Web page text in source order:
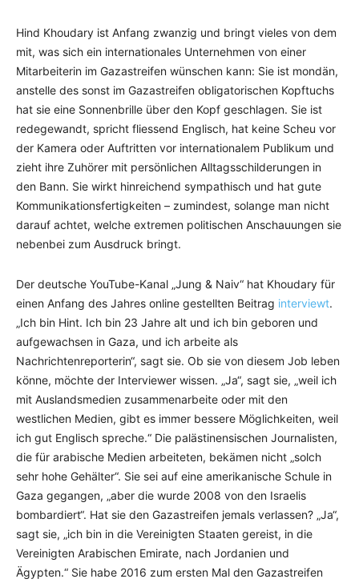
Hind Khoudary ist Anfang zwanzig und bringt vieles von dem
mit, was sich ein internationales Unternehmen von einer
Mitarbeiterin im Gazastreifen wünschen kann: Sie ist mondän,
anstelle des sonst im Gazastreifen obligatorischen Kopftuchs
hat sie eine Sonnenbrille über den Kopf geschlagen. Sie ist
redegewandt, spricht fliessend Englisch, hat keine Scheu vor
der Kamera oder Auftritten vor internationalem Publikum und
zieht ihre Zuhörer mit persönlichen Alltagsschilderungen in
den Bann. Sie wirkt hinreichend sympathisch und hat gute
Kommunikationsfertigkeiten – zumindest, solange man nicht
darauf achtet, welche extremen politischen Anschauungen sie
nebenbei zum Ausdruck bringt.
Der deutsche YouTube-Kanal „Jung & Naiv“ hat Khoudary für
einen Anfang des Jahres online gestellten Beitrag interviewt.
„Ich bin Hint. Ich bin 23 Jahre alt und ich bin geboren und
aufgewachsen in Gaza, und ich arbeite als
Nachrichtenreporterin“, sagt sie. Ob sie von diesem Job leben
könne, möchte der Interviewer wissen. „Ja“, sagt sie, „weil ich
mit Auslandsmedien zusammenarbeite oder mit den
westlichen Medien, gibt es immer bessere Möglichkeiten, weil
ich gut Englisch spreche.“ Die palästinensischen Journalisten,
die für arabische Medien arbeiteten, bekämen nicht „solch
sehr hohe Gehälter“. Sie sei auf eine amerikanische Schule in
Gaza gegangen, „aber die wurde 2008 von den Israelis
bombardiert“. Hat sie den Gazastreifen jemals verlassen? „Ja“,
sagt sie, „ich bin in die Vereinigten Staaten gereist, in die
Vereinigten Arabischen Emirate, nach Jordanien und
Ägypten.“ Sie habe 2016 zum ersten Mal den Gazastreifen